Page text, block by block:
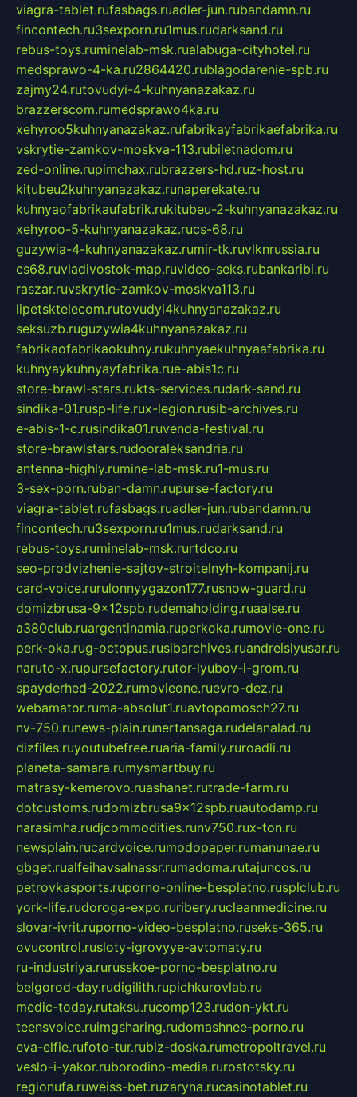
viagra-tablet.rufasbags.ruadler-jun.rubandamn.ru
fincontech.ru3sexporn.ru1mus.rudarksand.ru
rebus-toys.ruminelab-msk.rualabuga-cityhotel.ru
medsprawo-4-ka.ru2864420.rublagodarenie-spb.ru
zajmy24.rutovudyi-4-kuhnyanazakaz.ru
brazzerscom.rumedsprawo4ka.ru
xehyroo5kuhnyanazakaz.rufabrikayfabrikaefabrika.ru
vskrytie-zamkov-moskva-113.rubiletnadom.ru
zed-online.rupimchax.rubrazzers-hd.ruz-host.ru
kitubeu2kuhnyanazakaz.runaperekate.ru
kuhnyaofabrikaufabrik.rukitubeu-2-kuhnyanazakaz.ru
xehyroo-5-kuhnyanazakaz.rucs-68.ru
guzywia-4-kuhnyanazakaz.rumir-tk.ruvlknrussia.ru
cs68.ruvladivostok-map.ruvideo-seks.rubankaribi.ru
raszar.ruvskrytie-zamkov-moskva113.ru
lipetsktelecom.rutovudyi4kuhnyanazakaz.ru
seksuzb.ruguzywia4kuhnyanazakaz.ru
fabrikaofabrikaokuhny.rukuhnyaekuhnyaafabrika.ru
kuhnyaykuhnyayfabrika.rue-abis1c.ru
store-brawl-stars.rukts-services.rudark-sand.ru
sindika-01.rusp-life.rux-legion.rusib-archives.ru
e-abis-1-c.rusindika01.ruvenda-festival.ru
store-brawlstars.rudooraleksandria.ru
antenna-highly.rumine-lab-msk.ru1-mus.ru
3-sex-porn.ruban-damn.rupurse-factory.ru
viagra-tablet.rufasbags.ruadler-jun.rubandamn.ru
fincontech.ru3sexporn.ru1mus.rudarksand.ru
rebus-toys.ruminelab-msk.rurtdco.ru
seo-prodvizhenie-sajtov-stroitelnyh-kompanij.ru
card-voice.rurulonnyygazon177.rusnow-guard.ru
domizbrusa-9x12spb.rudemaholding.ruaalse.ru
a380club.ruargentinamia.ruperkoka.rumovie-one.ru
perk-oka.rug-octopus.rusibarchives.ruandreislyusar.ru
naruto-x.rupursefactory.rutor-lyubov-i-grom.ru
spayderhed-2022.rumovieone.ruevro-dez.ru
webamator.ruma-absolut1.ruavtopomosch27.ru
nv-750.runews-plain.runertansaga.rudelanalad.ru
dizfiles.ruyoutubefree.ruaria-family.ruroadli.ru
planeta-samara.rumysmartbuy.ru
matrasy-kemerovo.ruashanet.rutrade-farm.ru
dotcustoms.rudomizbrusa9x12spb.ruautodamp.ru
narasimha.rudjcommodities.runv750.rux-ton.ru
newsplain.rucardvoice.rumodopaper.rumanunae.ru
gbget.rualfeihavsalnassr.rumadoma.rutajuncos.ru
petrovkasports.ruporno-online-besplatno.rusplclub.ru
york-life.rudoroga-expo.ruribery.rucleanmedicine.ru
slovar-ivrit.ruporno-video-besplatno.ruseks-365.ru
ovucontrol.rusloty-igrovyye-avtomaty.ru
ru-industriya.rurusskoe-porno-besplatno.ru
belgorod-day.rudigilith.rupichkurovlab.ru
medic-today.rutaksu.rucomp123.rudon-ykt.ru
teensvoice.ruimgsharing.rudomashnee-porno.ru
eva-elfie.rufoto-tur.rubiz-doska.rumetropoltravel.ru
veslo-i-yakor.ruborodino-media.rurostotsky.ru
regionufa.ruweiss-bet.ruzaryna.rucasinotablet.ru